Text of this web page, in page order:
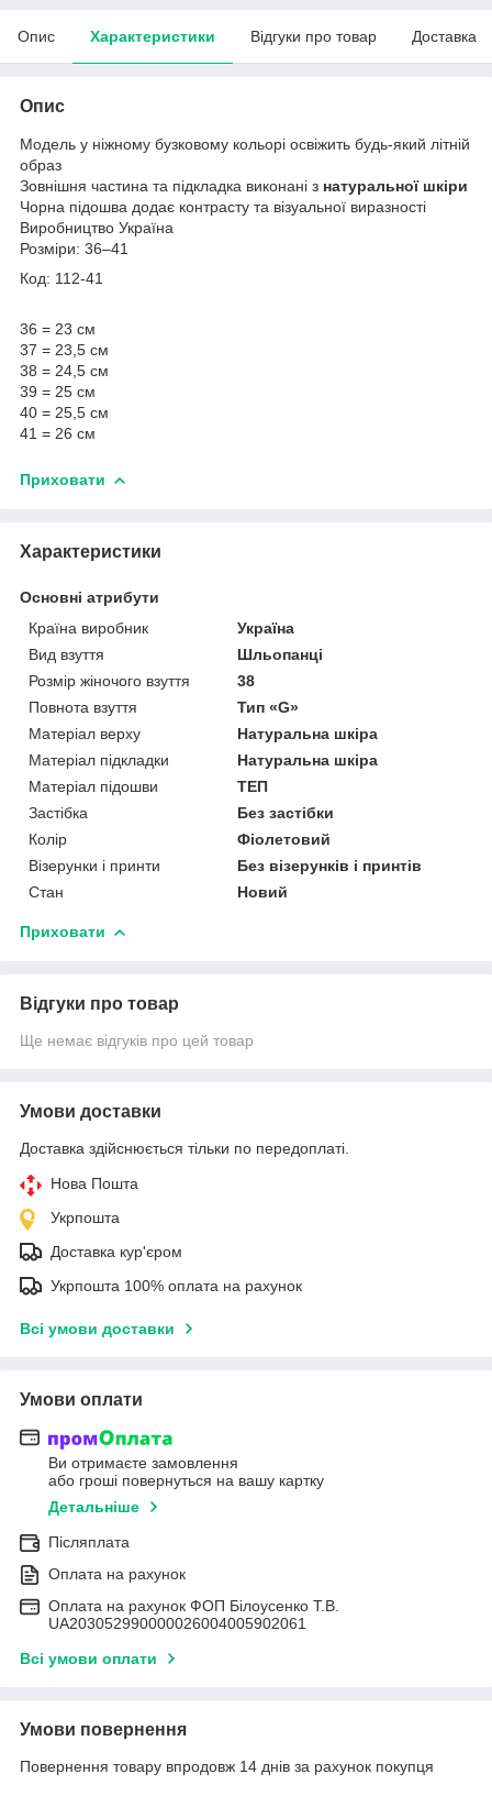
Опис Характеристики Відгуки про товар Доставка
Опис
Модель у ніжному бузковому кольорі освіжить будь-який літній
образ
Зовнішня частина та підкладка виконані з натуральної шкіри
Чорна підошва додає контрасту та візуальної виразності
Виробництво Україна
Розміри: 36–41
Код: 112-41
36 = 23 см
37 = 23,5 см
38 = 24,5 см
39 = 25 см
40 = 25,5 см
41 = 26 см
Приховати
Характеристики
Основні атрибути
Країна виробник
Україна
Вид взуття
Шльопанці
Розмір жіночого взуття
38
Повнота взуття
Тип «G»
Матеріал верху
Натуральна шкіра
Матеріал підкладки
Натуральна шкіра
Матеріал підошви
ТЕП
Застібка
Без застібки
Колір
Фіолетовий
Візерунки і принти
Без візерунків і принтів
Стан
Новий
Приховати
Відгуки про товар
Ще немає відгуків про цей товар
Умови доставки
Доставка здійснюється тільки по передоплаті.
Нова Пошта
Укрпошта
Доставка кур'єром
Укрпошта 100% оплата на рахунок
Всі умови доставки
Умови оплати
Ви отримаєте замовлення
або гроші повернуться на вашу картку
Детальніше
Післяплата
Оплата на рахунок
Оплата на рахунок ФОП Білоусенко Т.В.
UA203052990000026004005902061
Всі умови оплати
Умови повернення
Повернення товару впродовж 14 днів за рахунок покупця